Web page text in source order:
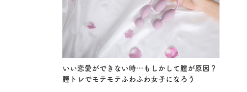
いい恋愛ができない時…もしかして膣が原因？
膣トレでモテモテふわふわ女子になろう